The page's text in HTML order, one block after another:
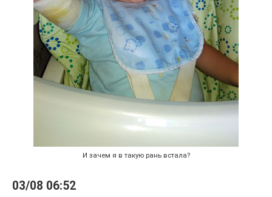
И зачем я в такую рань встала?
03/08 06:52